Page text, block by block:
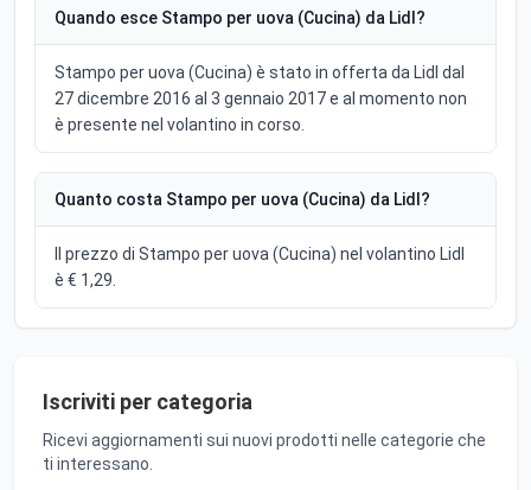
Quando esce Stampo per uova (Cucina) da Lidl?
Stampo per uova (Cucina) è stato in offerta da Lidl dal
27 dicembre 2016 al 3 gennaio 2017 e al momento non
è presente nel volantino in corso.
Quanto costa Stampo per uova (Cucina) da Lidl?
Il prezzo di Stampo per uova (Cucina) nel volantino Lidl
è € 1,29.
Iscriviti per categoria
Ricevi aggiornamenti sui nuovi prodotti nelle categorie che
ti interessano.